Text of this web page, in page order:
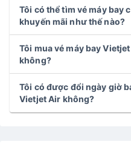
Tôi có thể tìm vé máy bay
khuyến mãi như thế nào?
Tôi mua vé máy bay
không?
Tôi có được đổi ngày giờ
Vietjet Air không?